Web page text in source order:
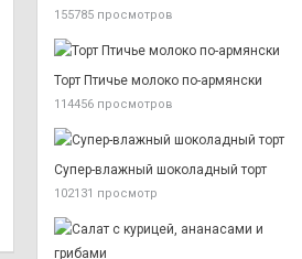
155785 просмотров
Торт Птичье молоко по-армянски
114456 просмотров
Супер-влажный шоколадный торт
102131 просмотр